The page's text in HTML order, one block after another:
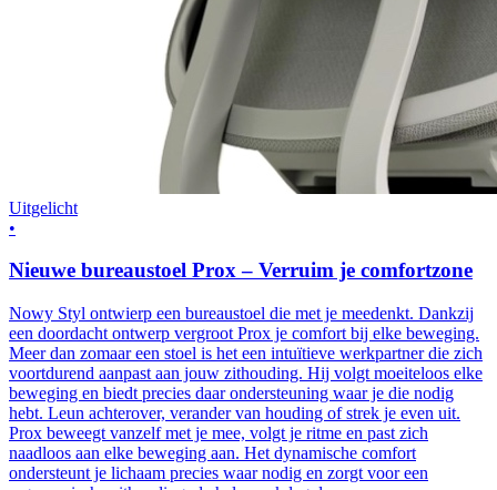
Uitgelicht
•
Nieuwe bureaustoel Prox – Verruim je comfortzone
Nowy Styl ontwierp een bureaustoel die met je meedenkt. Dankzij
een doordacht ontwerp vergroot Prox je comfort bij elke beweging.
Meer dan zomaar een stoel is het een intuïtieve werkpartner die zich
voortdurend aanpast aan jouw zithouding. Hij volgt moeiteloos elke
beweging en biedt precies daar ondersteuning waar je die nodig
hebt. Leun achterover, verander van houding of strek je even uit.
Prox beweegt vanzelf met je mee, volgt je ritme en past zich
naadloos aan elke beweging aan. Het dynamische comfort
ondersteunt je lichaam precies waar nodig en zorgt voor een